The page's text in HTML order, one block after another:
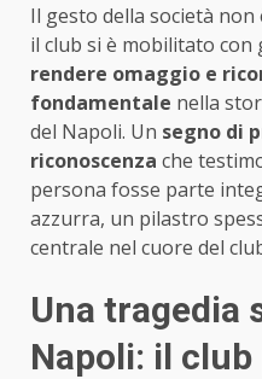
Il gesto della società
il club si è mobilitato
rendere omaggio e
fondamentale nella
del Napoli. Un segno di
riconoscenza che
persona fosse parte
azzurra, un pilastro
centrale nel cuore del
Una tragedia
Napoli: il